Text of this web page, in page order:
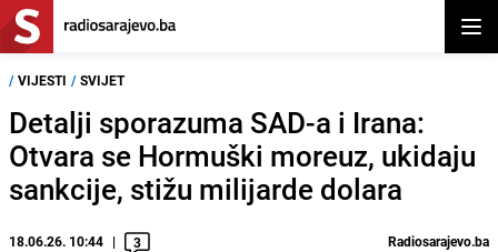
/ VIJESTI / SVIJET
Detalji sporazuma SAD-a i Irana:
Otvara se Hormuški moreuz, ukidaju
sankcije, stižu milijarde dolara
18.06.26. 10:44 3 Radiosarajevo.ba